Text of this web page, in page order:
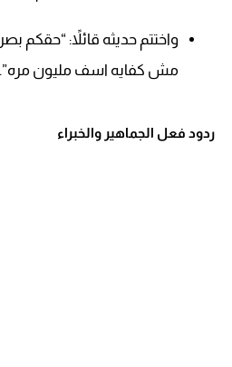
واختتم حديثه قائلاً: “حقكم
مش كفايه اسف مليون مره”.
ردود فعل الجماهير والخبراء